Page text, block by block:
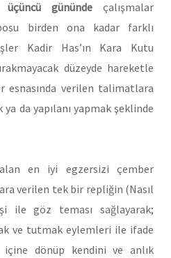
üçüncü gününde çalışmalar
birden ona kadar farklı
Kadir Has’ın Kara Kutu
düzeyde hareketle
esnasında verilen talimatlara
da yapılanı yapmak şeklinde
en iyi egzersizi çember
verilen tek bir repliğin (Nasıl
ile göz teması sağlayarak;
ve tutmak eylemleri ile ifade
içine dönüp kendini ve anlık